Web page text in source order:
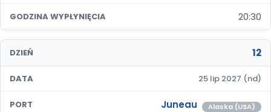
GODZINA WYPŁYNIĘCIA 20:30
DZIEŃ 12
DATA 25 lip 2027 (nd)
PORT Juneau Alaska (USA)